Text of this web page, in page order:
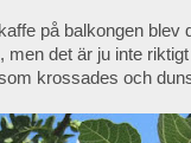
på balkongen blev
det är ju inte
krossades och